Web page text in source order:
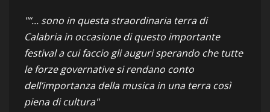
"“... sono in questa straordinaria terra di
Calabria in occasione di questo importante
festival a cui faccio gli auguri sperando che tutte
le forze governative si rendano conto
dell’importanza della musica in una terra così
piena di cultura"